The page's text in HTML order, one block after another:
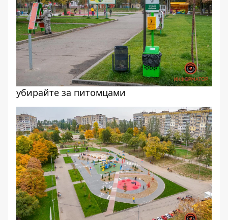
убирайте за питомцами